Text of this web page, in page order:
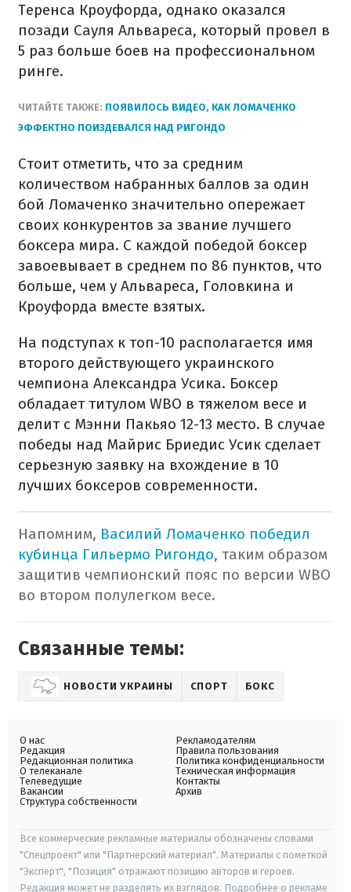
Теренса Кроуфорда, однако оказался
позади Сауля Альвареса, который провел в
5 раз больше боев на профессиональном
ринге.
ЧИТАЙТЕ ТАКЖЕ: ПОЯВИЛОСЬ ВИДЕО, КАК ЛОМАЧЕНКО
ЭФФЕКТНО ПОИЗДЕВАЛСЯ НАД РИГОНДО
Стоит отметить, что за средним
количеством набранных баллов за один
бой Ломаченко значительно опережает
своих конкурентов за звание лучшего
боксера мира. С каждой победой боксер
завоевывает в среднем по 86 пунктов, что
больше, чем у Альвареса, Головкина и
Кроуфорда вместе взятых.
На подступах к топ-10 располагается имя
второго действующего украинского
чемпиона Александра Усика. Боксер
обладает титулом WBO в тяжелом весе и
делит с Мэнни Пакьяо 12-13 место. В случае
победы над Майрис Бриедис Усик сделает
серьезную заявку на вхождение в 10
лучших боксеров современности.
Напомним, Василий Ломаченко победил
кубинца Гильермо Ригондо, таким образом
защитив чемпионский пояс по версии WBO
во втором полулегком весе.
Связанные темы:
НОВОСТИ УКРАИНЫ СПОРТ БОКС
О нас
Редакция
Редакционная политика
О телеканале
Телеведущие
Вакансии
Структура собственности
Рекламодателям
Правила пользования
Политика конфиденциальности
Техническая информация
Контакты
Архив
Все коммерческие рекламные материалы обозначены словами
"Спецпроект" или "Партнерский материал". Материалы с пометкой
"Эксперт", "Позиция" отражают позицию авторов и героев.
Редакция может не разделять их взглядов. Подробнее о рекламе